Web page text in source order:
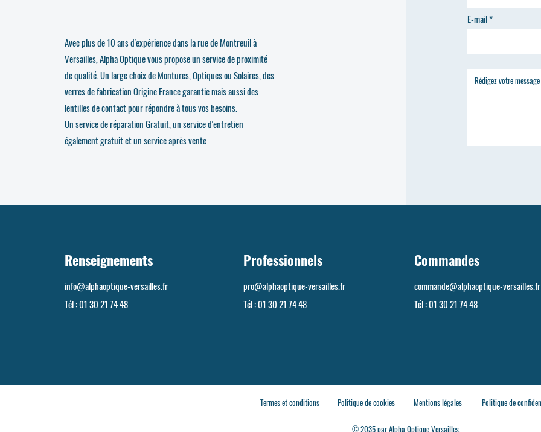
Avec plus de 10 ans d'expérience dans la rue de Montreuil à
Versailles, Alpha Optique vous propose un service de proximité
de qualité. Un large choix de Montures, Optiques ou Solaires, des
verres de fabrication Origine France garantie mais aussi des
lentilles de contact pour répondre à tous vos besoins.
Un service de réparation Gratuit, un service d'entretien
également gratuit et un service après vente
E-mail
Renseignements
info@alphaoptique-versailles.fr
Tél :01 30 21 74 48
Professionnels
pro@alphaoptique-versailles.fr
Tél :01 30 21 74 48
Commandes
commande@alphaoptique-versailles.fr
Tél :01 30 21 74 48
Termes et conditions Politique de cookies Mentions légales Politique de
© 2035 par Alpha Optique Versailles.